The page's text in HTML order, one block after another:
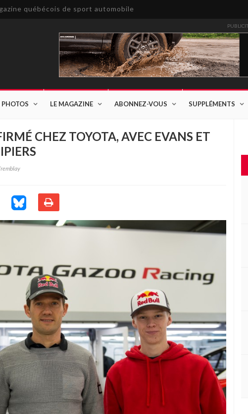
québécois de sport automobile
PHOTOS LE MAGAZINE ABONNEZ-VOUS SUPPLÉMENTS
CHEZ TOYOTA, AVEC EVANS ET